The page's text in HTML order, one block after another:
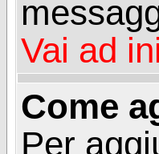
Vai ad
Come
Per